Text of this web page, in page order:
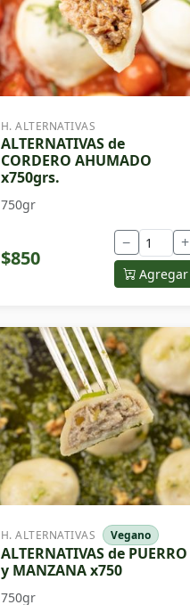
H. ALTERNATIVAS
ALTERNATIVAS de
CORDERO AHUMADO
x750grs.
750gr
$850
− +
Agregar
H. ALTERNATIVAS Vegano
ALTERNATIVAS de PUERRO
y MANZANA x750
750gr